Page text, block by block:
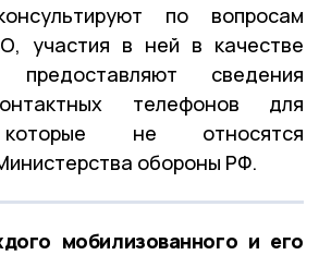
по вопросам
участия в ней в качестве
предоставляют сведения
телефонов для
не относятся
обороны РФ.
мобилизованного и его